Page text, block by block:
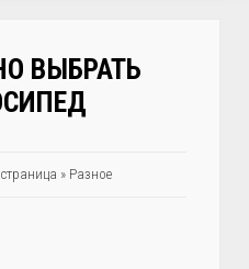
ВЫБРАТЬ
» Разное